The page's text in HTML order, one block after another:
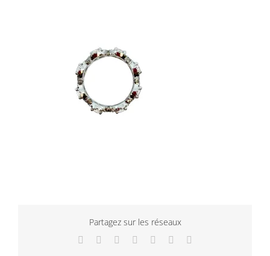
Partagez sur les réseaux
Facebook
TwitterLinkedInWhatsApp
TumblrPinterest